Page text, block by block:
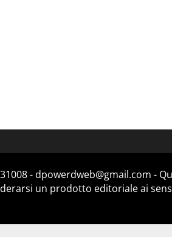
- dpowerdweb@gmail.com -
un prodotto editoriale ai